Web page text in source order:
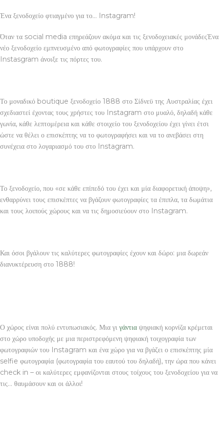
Ένα ξενοδοχείο φτιαγμένο για το… Instagram!
Όταν τα social media επηρεάζουν ακόμα και τις ξενοδοχειακές μονάδεςΈνα
νέο ξενοδοχείο εμπνευσμένο από φωτογραφίες που υπάρχουν στο
Instasgram άνοιξε τις πόρτες του.
Το μοναδικό boutique ξενοδοχείο 1888 στο Σίδνεϋ της Αυστραλίας έχει
σχεδιαστεί έχοντας τους χρήστες του Instagram στο μυαλό, δηλαδή κάθε
γωνία, κάθε λεπτομέρεια και κάθε στοιχείο του ξενοδοχείου έχει γίνει έτσι
ώστε να θέλει ο επισκέπτης να το φωτογραφήσει και να το ανεβάσει στη
συνέχεια στο λογαριασμό του στο Instagram.
Το ξενοδοχείο, που «σε κάθε επίπεδό του έχει και μία διαφορετική άποψη»,
ενθαρρύνει τους επισκέπτες να βγάζουν φωτογραφίες τα έπιπλα, τα δωμάτια
και τους λοιπούς χώρους και να τις δημοσιεύουν στο Instagram.
Και όσοι βγάλουν τις καλύτερες φωτογραφίες έχουν και δώρο: μια δωρεάν
διανυκτέρευση στο 1888!
Ο χώρος είναι πολύ εντυπωσιακός. Μια γι γάντια ψηφιακή κορνίζα κρέμεται
στο χώρο υποδοχής με μια περιστρεφόμενη ψηφιακή τοιχογραφία των
φωτογραφιών του Instagram και ένα χώρο για να βγάζει ο επισκέπτης μία
selfie φωτογραφία (φωτογραφία του εαυτού του δηλαδή), την ώρα που κάνει
check in – οι καλύτερες εμφανίζονται στους τοίχους του ξενοδοχείου για να
τις… θαυμάσουν και οι άλλοι!